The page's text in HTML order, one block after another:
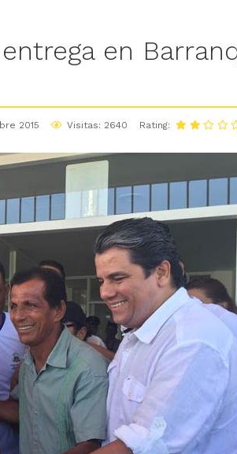
en
2015 Visitas: 2640 Rating: